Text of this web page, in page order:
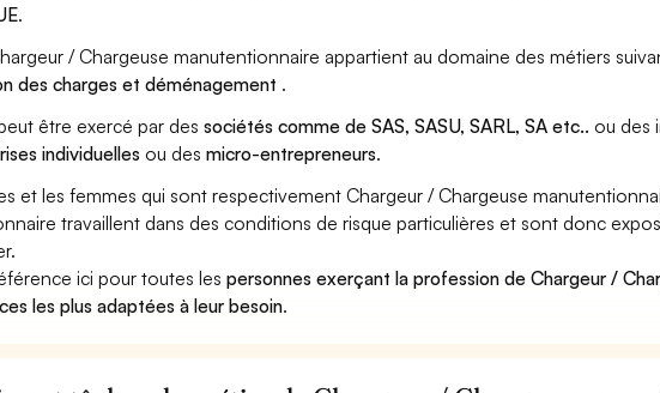
.
/ Chargeuse manutentionnaire appartient au domaine des métiers
des charges et déménagement .
être exercé par dessociétés comme de SAS, SASU, SARL, SA etc.. ou des
individuelles ou desmicro-entrepreneurs.
et les femmes qui sont respectivement Chargeur / Chargeuse
travaillent dans des conditions de risque particulières et sont donc
ici pour toutes lespersonnes exerçant la profession de Chargeur /
les plus adaptées à leur besoin.